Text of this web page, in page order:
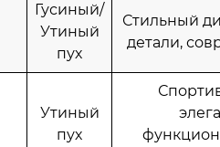
Гусиный/
Утиный
пух
Стильный
детали,
Утиный
пух